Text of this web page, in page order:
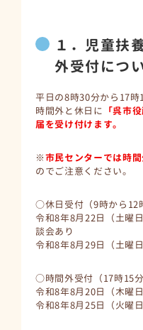
１．児童扶
外受付につ
平日の8時30分から17
時間外と休日に 「呉市
届を受け付けます。
※市民センターでは時
のでご注意ください。
○休日受付（9時から12
令和8年8月22日（土
談会あり
令和8年8月29日（土
○時間外受付（17時15分
令和8年8月20日（木曜日
令和8年8月25日（火曜日